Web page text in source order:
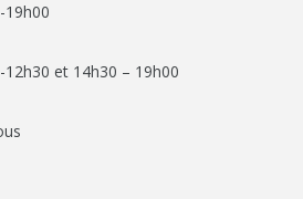
19h00
12h30 et 14h30 – 19h00